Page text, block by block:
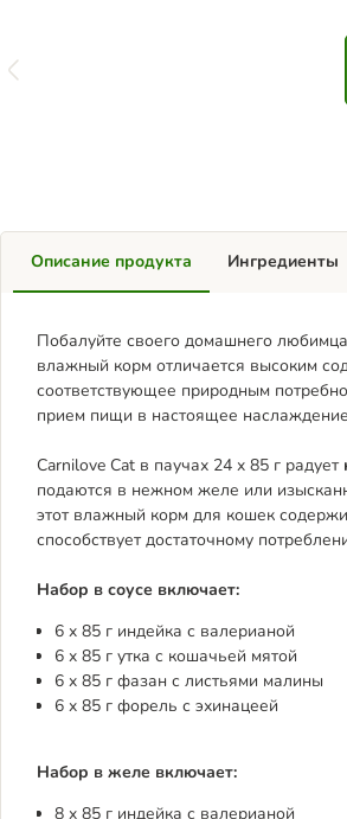
Описание продукта
Побалуйте своего домашнего
влажный корм отличается высоким
соответствующее природным
прием пищи в настоящее
Carnilove Cat в паучах 24 x 85 г радует
подаются в нежном желе или
этот влажный корм для кошек
способствует достаточному
Набор в соусе включает:
6 x 85 г индейка с валерианой
6 x 85 г утка с кошачьей мятой
6 x 85 г фазан с листьями малины
6 x 85 г форель с эхинацеей
Набор в желе включает:
8 x 85 г индейка с валерианой
Ингредиенты